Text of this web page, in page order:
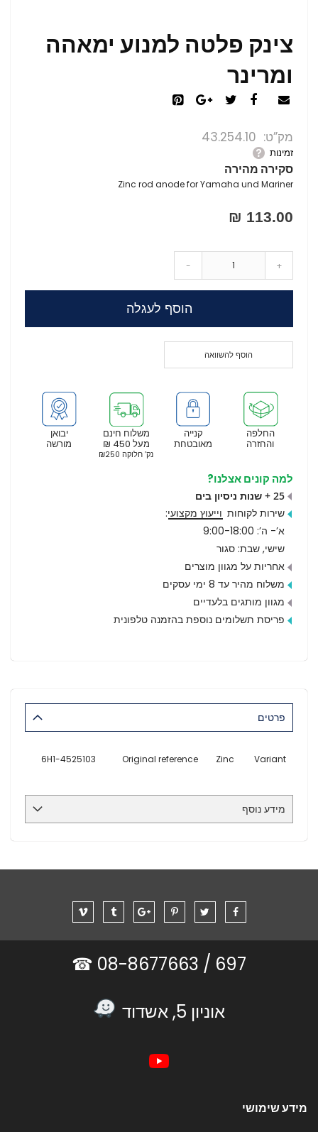
צינק פלטה למנוע ימאהה
ומרינר
מק”ט 43.254.10
זמינות
סקירה מהירה
Zinc rod anode for Yamaha und Mariner
113.00 ₪
- +
הוסף לעגלה
הוסף להשוואה
יבואן
מורשה
משלוח חינם
מעל 450 ₪
נק’ חלוקה ₪250
קנייה
מאובטחת
החלפה
והחזרה
למה קונים אצלנו?
25 + שנות ניסיון בים
שירות לקוחות וייעוץ מקצועי:
א’- ה’: 9:00-18:00
שישי, שבת: סגור
אחריות על מגוון מוצרים
משלוח מהיר עד 8 ימי עסקים
מגוון מותגים בלעדיים
פריסת תשלומים נוספת בהזמנה טלפונית
פרטים
Variant
Zinc
Original reference
6H1-4525103
מידע נוסף
697 /
אוניון 5, אשדוד
מידע שימושי